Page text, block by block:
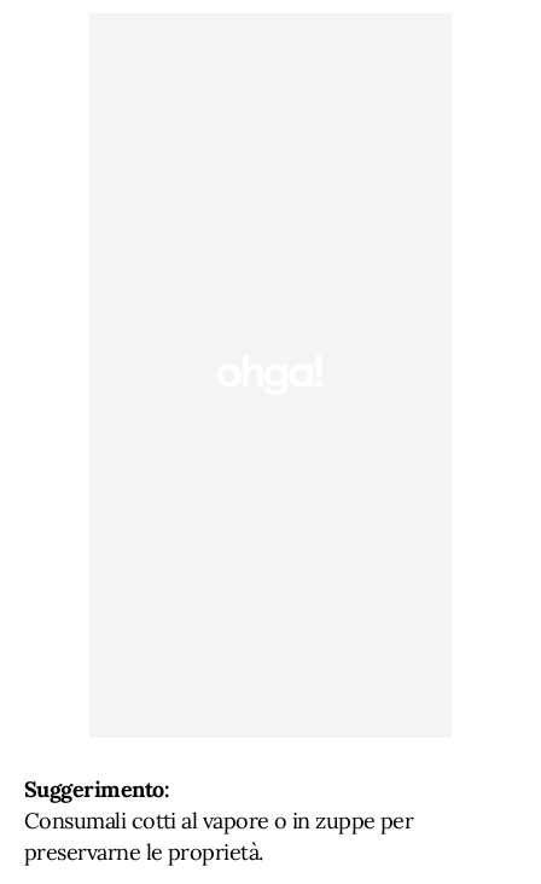
Suggerimento:
Consumali cotti al vapore o in zuppe per
preservarne le proprietà.